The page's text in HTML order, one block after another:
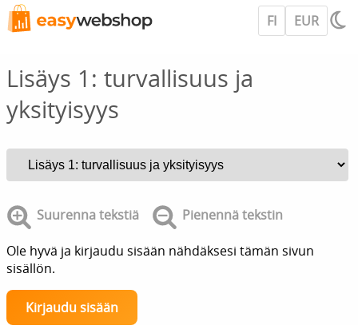
FI EUR
Lisäys 1: turvallisuus ja
yksityisyys
Suurenna tekstiä Pienennä tekstin
Ole hyvä ja kirjaudu sisään nähdäksesi tämän sivun
sisällön.
Kirjaudu sisään